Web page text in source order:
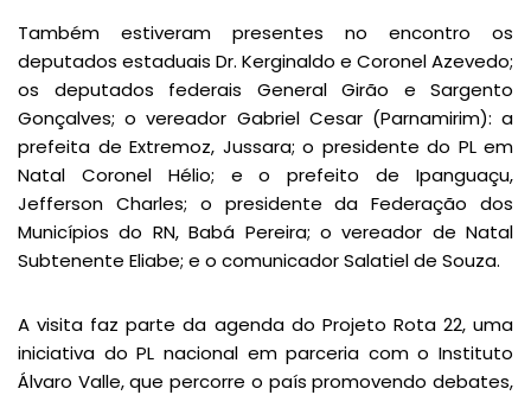
Também estiveram presentes no encontro os
deputados estaduais Dr. Kerginaldo e Coronel Azevedo;
os deputados federais General Girão e Sargento
Gonçalves; o vereador Gabriel Cesar (Parnamirim): a
prefeita de Extremoz, Jussara; o presidente do PL em
Natal Coronel Hélio; e o prefeito de Ipanguaçu,
Jefferson Charles; o presidente da Federação dos
Municípios do RN, Babá Pereira; o vereador de Natal
Subtenente Eliabe; e o comunicador Salatiel de Souza.
A visita faz parte da agenda do Projeto Rota 22, uma
iniciativa do PL nacional em parceria com o Instituto
Álvaro Valle, que percorre o país promovendo debates,